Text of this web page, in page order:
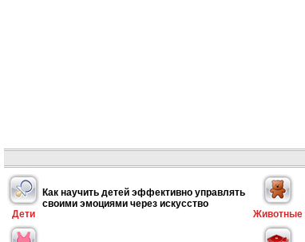
Дети
Как научить детей эффективно управлять
своими эмоциями через искусство
Животные